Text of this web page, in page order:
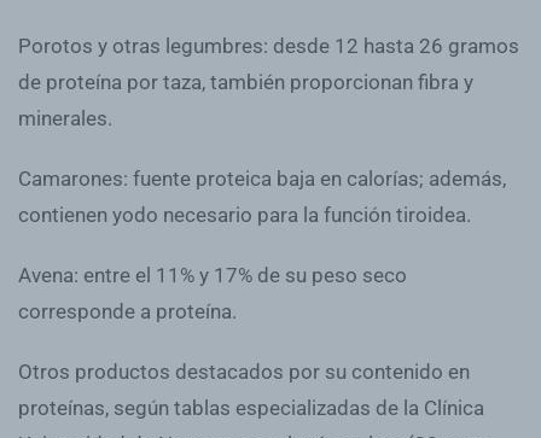
Porotos y otras legumbres: desde 12 hasta 26 gramos
de proteína por taza, también proporcionan fibra y
minerales.
Camarones: fuente proteica baja en calorías; además,
contienen yodo necesario para la función tiroidea.
Avena: entre el 11% y 17% de su peso seco
corresponde a proteína.
Otros productos destacados por su contenido en
proteínas, según tablas especializadas de la Clínica